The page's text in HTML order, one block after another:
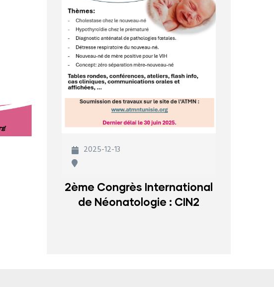
2025-12-13
2ème Congrès International
de Néonatologie : CIN2